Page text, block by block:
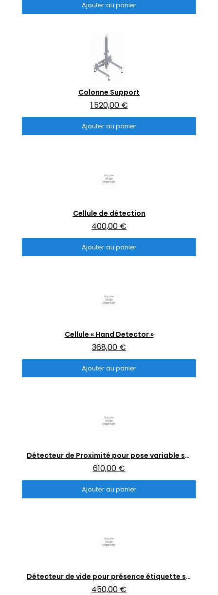
Ajouter au panier
Aperçu rapide
Colonne Support
1 520,00 €
Ajouter au panier
Aperçu rapide
Cellule de détection
400,00 €
Ajouter au panier
Aperçu rapide
Cellule « Hand Detector »
368,00 €
Ajouter au panier
Aperçu rapide Détecteur de Proximité pour pose variable sans contact
610,00 €
Ajouter au panier
Aperçu rapide Détecteur de vide pour présence étiquette sur le patin
450,00 €